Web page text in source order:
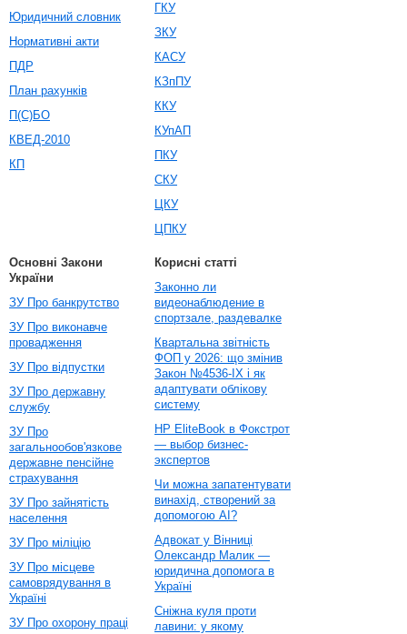
Юридичний словник
Нормативні акти
ПДР
План рахунків
П(С)БО
КВЕД-2010
КП
ГКУ
ЗКУ
КАСУ
КЗпПУ
ККУ
КУпАП
ПКУ
СКУ
ЦКУ
ЦПКУ
Основні Закони
України
ЗУ Про банкрутство
ЗУ Про виконавче
провадження
ЗУ Про відпустки
ЗУ Про державну
службу
ЗУ Про
загальнообов'язкове
державне пенсійне
страхування
ЗУ Про зайнятість
населення
ЗУ Про міліцію
ЗУ Про місцеве
самоврядування в
Україні
ЗУ Про охорону праці
Корисні статті
Законно ли
видеонаблюдение в
спортзале, раздевалке
Квартальна звітність
ФОП у 2026: що змінив
Закон №4536-IX і як
адаптувати облікову
систему
HP EliteBook в Фокстрот
— выбор бизнес-
экспертов
Чи можна запатентувати
винахід, створений за
допомогою AI?
Адвокат у Вінниці
Олександр Малик —
юридична допомога в
Україні
Сніжна куля проти
лавини: у якому